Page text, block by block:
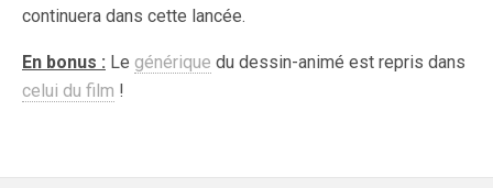
continuera dans cette lancée.
En bonus : Le générique du dessin-animé est repris dans
celui du film !